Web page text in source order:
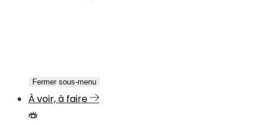
Fermer sous-menu
À voir, à faire